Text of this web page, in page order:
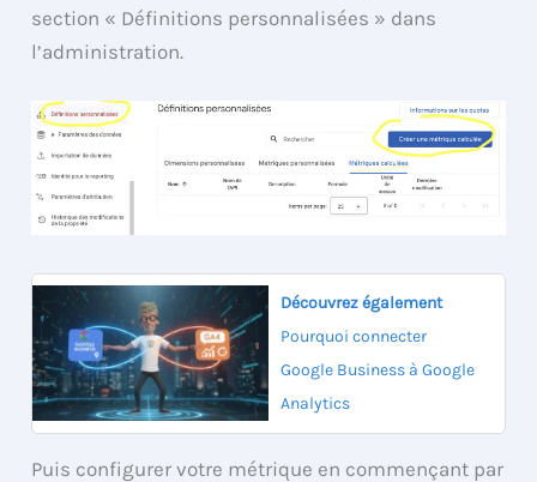
section « Définitions personnalisées » dans
l’administration.
Découvrez également
Pourquoi connecter
Google Business à Google
Analytics
Puis configurer votre métrique en commençant par